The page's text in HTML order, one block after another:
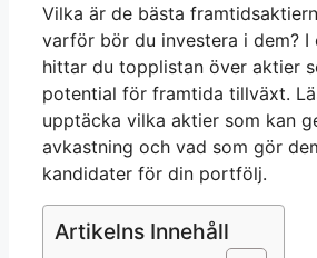
Vilka är de bästa
varför bör du investera i dem? I
hittar du topplistan över aktier
potential för framtida tillväxt.
upptäcka vilka aktier som kan
avkastning och vad som gör
kandidater för din portfölj.
Artikelns Innehåll